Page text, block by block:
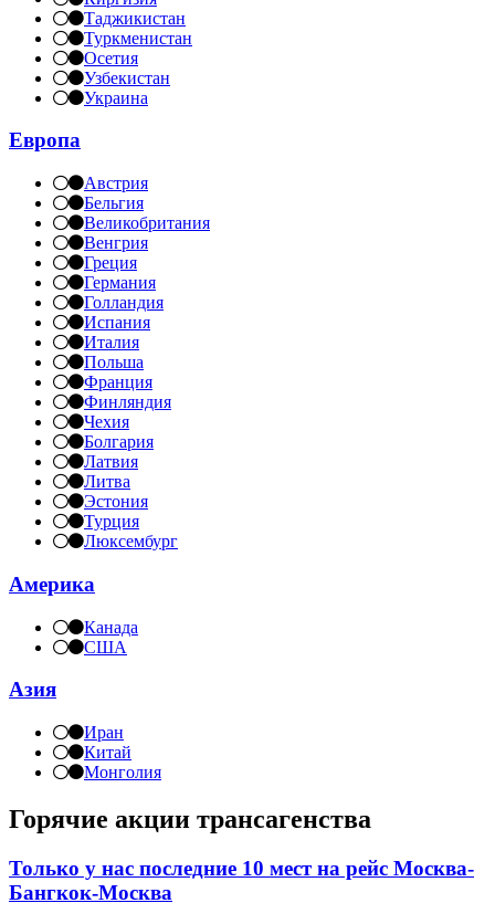
Таджикистан
Туркменистан
Осетия
Узбекистан
Украина
Европа
Австрия
Бельгия
Великобритания
Венгрия
Греция
Германия
Голландия
Испания
Италия
Польша
Франция
Финляндия
Чехия
Болгария
Латвия
Литва
Эстония
Турция
Люксембург
Америка
Канада
США
Азия
Иран
Китай
Монголия
Горячие акции трансагенства
Только у нас последние 10 мест на рейс Москва-
Бангкок-Москва